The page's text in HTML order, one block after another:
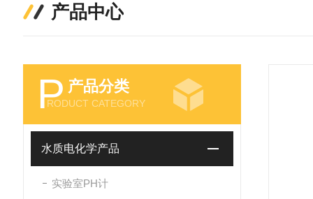
产品中心
P 产品分类
RODUCT CATEGORY
水质电化学产品
实验室PH计